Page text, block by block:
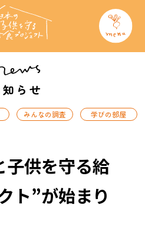
みんなの調査 学びの部屋
子供を守る給
ト”が始まり